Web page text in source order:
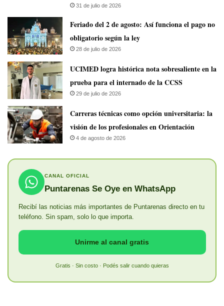
31 de julio de 2026
Feriado del 2 de agosto: Así funciona el pago no
obligatorio según la ley
28 de julio de 2026
UCIMED logra histórica nota sobresaliente en la
prueba para el internado de la CCSS
29 de julio de 2026
Carreras técnicas como opción universitaria: la
visión de los profesionales en Orientación
4 de agosto de 2026
CANAL OFICIAL
Puntarenas Se Oye en WhatsApp
Recibí las noticias más importantes de Puntarenas directo en tu
teléfono. Sin spam, solo lo que importa.
Unirme al canal gratis
Gratis · Sin costo · Podés salir cuando quieras